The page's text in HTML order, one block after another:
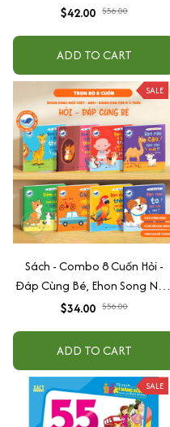
$42.00 $56.00
ADD TO CART
SALE
Sách - Combo 8 Cuốn Hỏi -
Đáp Cùng Bé, Ehon Song Ngữ
Việt - Anh - Dành Cho Bé Từ 0
$34.00 $56.00
ADD TO CART
SALE